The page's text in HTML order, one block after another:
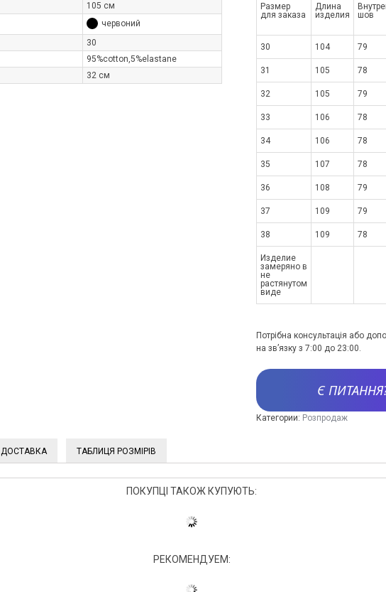
105 см
червоний
30
95%cotton,5%elastane
32 см
Размер
для заказа
Длина
изделия
шов
30 104 79
31 105 78
32 105 79
33 106 78
34 106 78
35 107 78
36 108 79
37 109 79
38 109 78
Изделие
замеряно в
не
растянутом
виде
Потрібна консультація або
на зв’язку з 7:00 до 23:00.
Є
Категории: Розпродаж
ДОСТАВКА ТАБЛИЦЯ РОЗМІРІВ
ПОКУПЦІ ТАКОЖ КУПУЮТЬ:
РЕКОМЕНДУЕМ: